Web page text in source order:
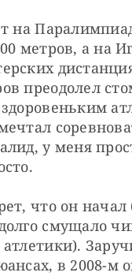
на
метров, а на
преодолел
у меня
что он
смущало
атлетики).
в 2008-